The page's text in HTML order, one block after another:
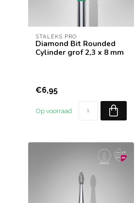
STALEKS PRO
Diamond Bit Rounded
Cylinder grof 2,3 x 8 mm
€6,95
Op voorraad